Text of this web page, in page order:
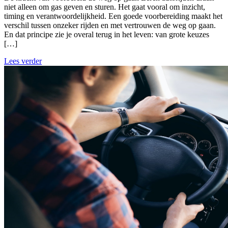
niet alleen om gas geven en sturen. Het gaat vooral om inzicht,
timing en verantwoordelijkheid. Een goede voorbereiding maakt het
verschil tussen onzeker rijden en met vertrouwen de weg op gaan.
En dat principe zie je overal terug in het leven: van grote keuzes
[…]
Lees verder